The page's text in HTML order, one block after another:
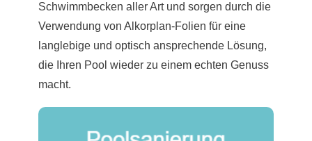
Schwimmbecken aller Art und sorgen durch die
Verwendung von Alkorplan-Folien für eine
langlebige und optisch ansprechende Lösung,
die Ihren Pool wieder zu einem echten Genuss
macht.